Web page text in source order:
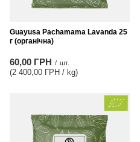
Guayusa Pachamama Lavanda 25
г (органічна)
60,00 ГРН / шт.
(2 400,00 ГРН / kg)